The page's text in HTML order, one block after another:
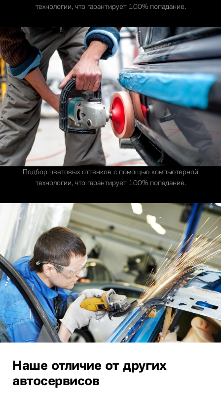
технологии, что гарантирует 100% попадание.
Подбор цветовых оттенков с помощью компьютерной
технологии, что гарантирует 100% попадание.
Наше отличие от других
автосервисов